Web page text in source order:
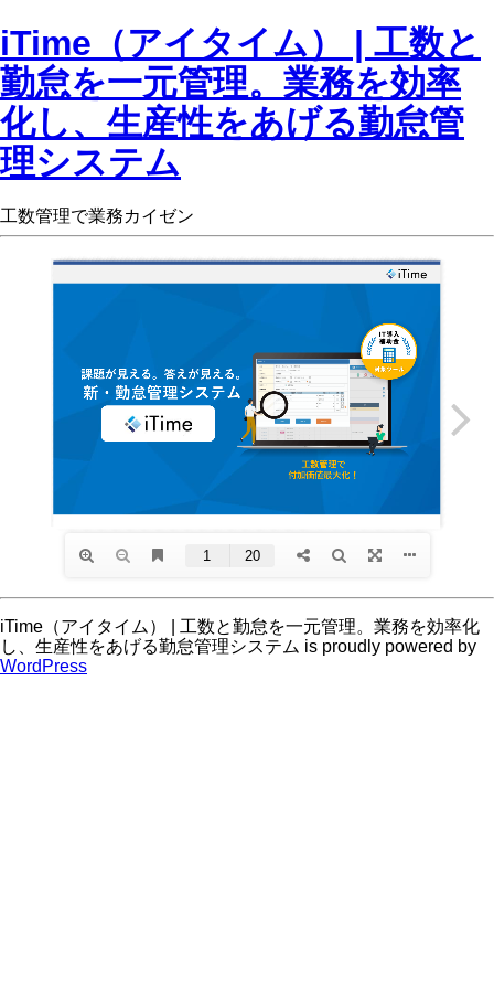
iTime（アイタイム） | 工数と
勤怠を一元管理。業務を効率
化し、生産性をあげる勤怠管
理システム
工数管理で業務カイゼン
iTime（アイタイム） | 工数と勤怠を一元管理。業務を効率化
し、生産性をあげる勤怠管理システム is proudly powered by
WordPress